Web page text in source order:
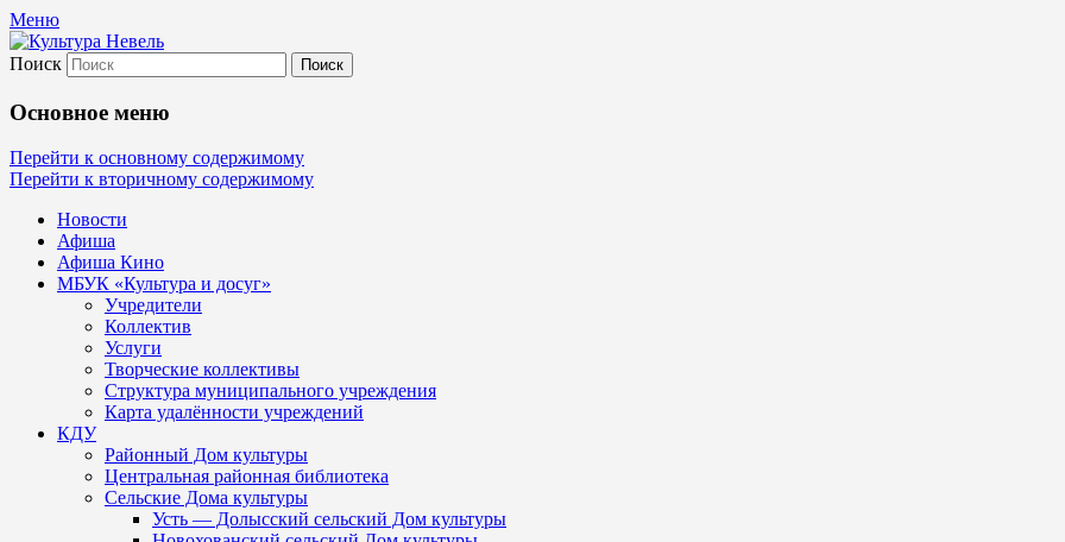
Меню
Культура Невель
МБУК Невельского района "Культура и досуг"
Поиск
Основное меню
Перейти к основному содержимому
Перейти к вторичному содержимому
Новости
Афиша
Афиша Кино
МБУК «Культура и досуг»
Учредители
Коллектив
Услуги
Творческие коллективы
Структура муниципального учреждения
Карта удалённости учреждений
КДУ
Районный Дом культуры
Центральная районная библиотека
Сельские Дома культуры
Усть — Долысский сельский Дом культуры